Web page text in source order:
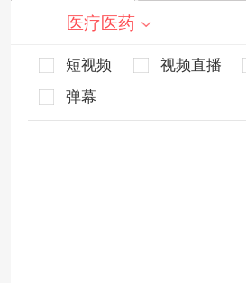
医疗医药
短视频 视频直播
弹幕